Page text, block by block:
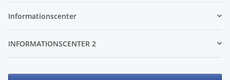
Informationscenter
INFORMATIONSCENTER 2